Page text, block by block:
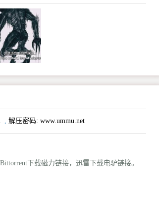
, 解压密码: www.ummu.net
下载磁力链接，迅雷下载电驴链接。